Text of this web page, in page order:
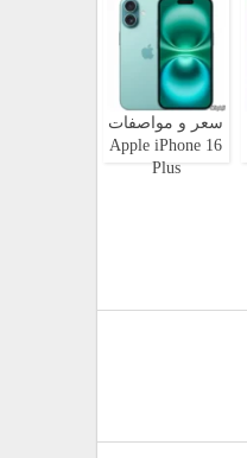
سعر و مواصفات
Apple iPhone 16
Plus